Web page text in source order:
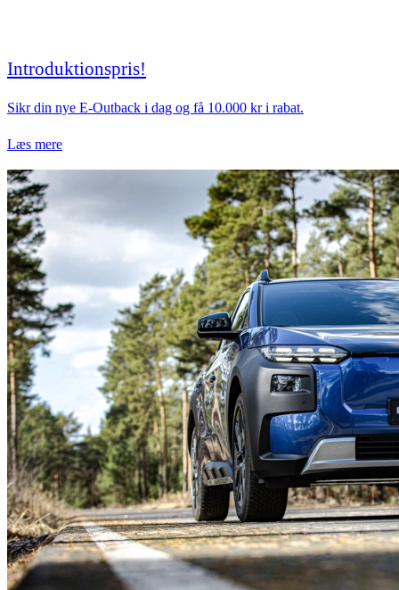
Introduktionspris!
Sikr din nye E-Outback i dag og få 10.000 kr i rabat.
Læs mere